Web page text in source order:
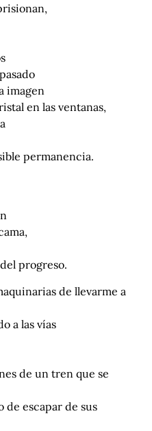
imagen
en las ventanas,
permanencia.
progreso.
de llevarme a
a las vías
de un tren que se
escapar de sus